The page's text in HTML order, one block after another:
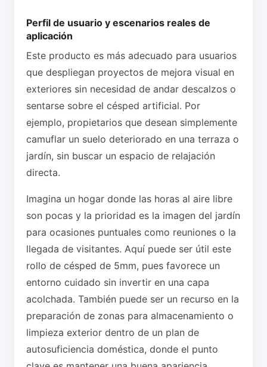
Perfil de usuario y escenarios reales de
aplicación
Este producto es más adecuado para usuarios
que despliegan proyectos de mejora visual en
exteriores sin necesidad de andar descalzos o
sentarse sobre el césped artificial. Por
ejemplo, propietarios que desean simplemente
camuflar un suelo deteriorado en una terraza o
jardín, sin buscar un espacio de relajación
directa.
Imagina un hogar donde las horas al aire libre
son pocas y la prioridad es la imagen del jardín
para ocasiones puntuales como reuniones o la
llegada de visitantes. Aquí puede ser útil este
rollo de césped de 5mm, pues favorece un
entorno cuidado sin invertir en una capa
acolchada. También puede ser un recurso en la
preparación de zonas para almacenamiento o
limpieza exterior dentro de un plan de
autosuficiencia doméstica, donde el punto